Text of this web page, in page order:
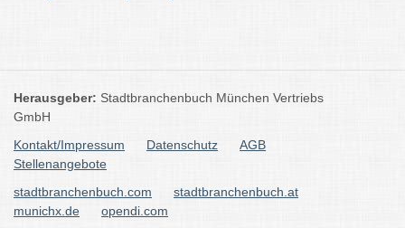
Herausgeber: Stadtbranchenbuch München Vertriebs
GmbH
Kontakt/Impressum
Datenschutz
AGB
Stellenangebote
stadtbranchenbuch.com
stadtbranchenbuch.at
munichx.de
opendi.com